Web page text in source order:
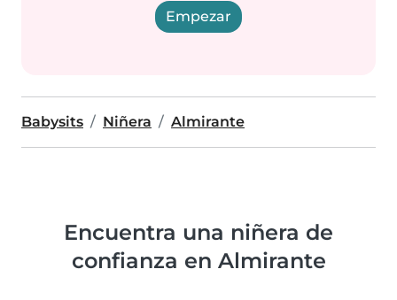
Empezar
Babysits Niñera Almirante
Encuentra una niñera de
confianza en Almirante